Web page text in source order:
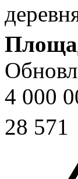
4 000
28